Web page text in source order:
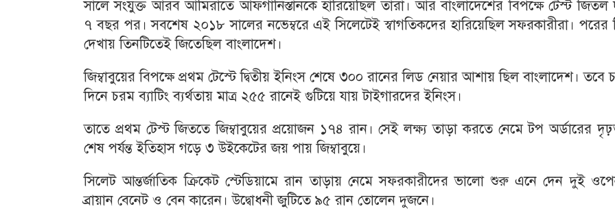
সালে সংযুক্ত আরব আমিরাতে আফগানিস্তানকে হারিয়েছিল তারা। আর বাংলাদেশের বিপক্ষে টেস্ট জিতল
৭ বছর পর। সবশেষ ২০১৮ সালের নভেম্বরে এই সিলেটেই স্বাগতিকদের হারিয়েছিল সফরকারীরা। পরের
দেখায় তিনটিতেই জিতেছিল বাংলাদেশ।
জিম্বাবুয়ের বিপক্ষে প্রথম টেস্টে দ্বিতীয় ইনিংস শেষে ৩০০ রানের লিড নেয়ার আশায় ছিল বাংলাদেশ। তবে
দিনে চরম ব্যাটিং ব্যর্থতায় মাত্র ২৫৫ রানেই গুটিয়ে যায় টাইগারদের ইনিংস।
তাতে প্রথম টেস্ট জিততে জিম্বাবুয়ের প্রয়োজন ১৭৪ রান। সেই লক্ষ্য তাড়া কর‍তে নেমে টপ অর্ডারের
শেষ পর্যন্ত ইতিহাস গড়ে ৩ উইকেটের জয় পায় জিম্বাবুয়ে।
সিলেট আন্তর্জাতিক ক্রিকেট স্টেডিয়ামে রান তাড়ায় নেমে সফরকারীদের ভালো শুরু এনে দেন দুই
ব্রায়ান বেনেট ও বেন কারেন। উদ্বোধনী জুটিতে ৯৫ রান তোলেন দুজনে।